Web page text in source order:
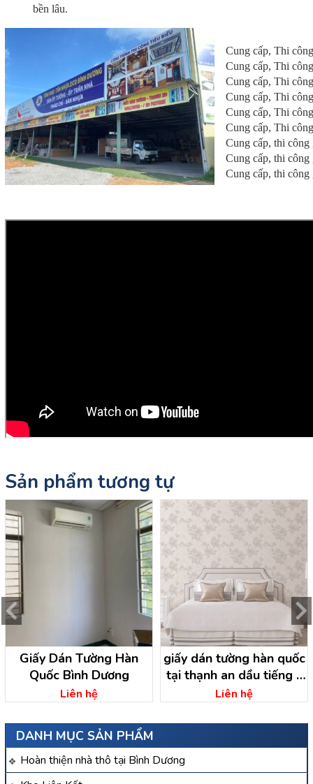
DANH MỤC SẢN PHẨM
Hoàn thiện nhà thô tại Bình Dương
bền lâu.
Cung cấp, Thi
Cung cấp, Thi
Cung cấp, Thi
Cung cấp, Thi
Cung cấp, Thi
Cung cấp, Thi
Cung cấp, thi
Cung cấp, thi
Cung cấp, thi
Sản phẩm tương tự
Giấy Dán Tường Hàn
Quốc Bình Dương
Liên hệ
giấy dán tường hàn quốc
tại thạnh an dầu tiếng –
bình dương
Liên hệ